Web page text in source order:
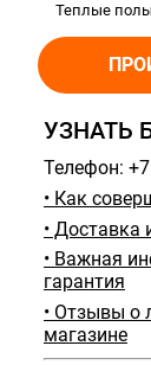
Теплые полы
УЗНАТЬ
Телефон:
• Как
• Доставка
• Важная
гарантия
• Отзывы о
магазине